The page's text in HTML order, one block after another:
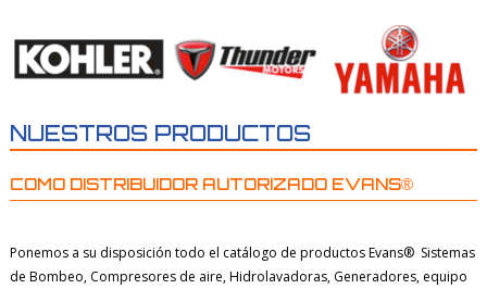
NUESTROS PRODUCTOS
COMO DISTRIBUIDOR AUTORIZADO EVANS®
Ponemos a su disposición todo el catálogo de productos Evans® Sistemas
de Bombeo, Compresores de aire, Hidrolavadoras, Generadores, equipo